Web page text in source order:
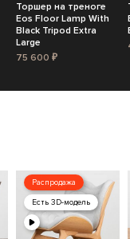
Торшер на треноге
Eos Floor Lamp With
Black Tripod Extra
Large
75 600 ₽
Распродажа
Есть 3D-модель